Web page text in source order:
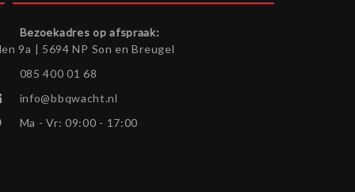
Bezoekadres op afspraak:
9a | 5694 NP Son en Breugel
085 400 01 68
info@bbqwacht.nl
Ma - Vr: 09:00 - 17:00